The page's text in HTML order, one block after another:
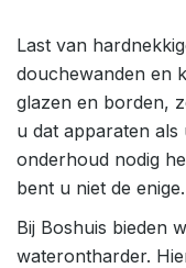
Last van
douchewanden en
glazen en borden,
u dat apparaten
onderhoud nodig
bent u niet de enige.
Bij Boshuis bieden
waterontharder.